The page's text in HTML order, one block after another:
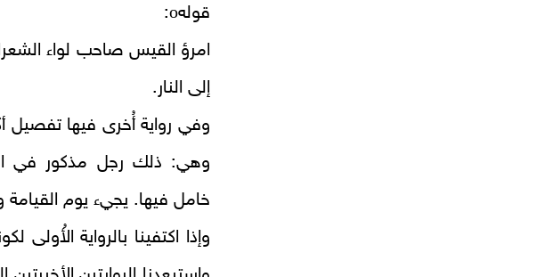
قولهo
:
امرؤ القيس صاحب لواء
إلى النار.
وفي رواية أُخرى فيها تفصيل
وهي: ذلك رجل مذكور في
خامل فيها. يجيء يوم القيامة
وإذا اكتفينا بالرواية